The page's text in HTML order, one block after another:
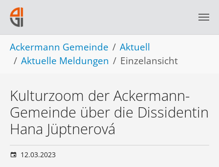
Skip to main navigation
Skip to main content
Skip to page footer
You are here:
Ackermann Gemeinde
Aktuell
Aktuelle Meldungen
Einzelansicht
Kulturzoom der Ackermann-
Gemeinde über die Dissidentin
Hana Jüptnerová
12.03.2023